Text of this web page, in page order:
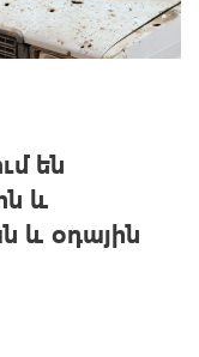
են
և
և օդային